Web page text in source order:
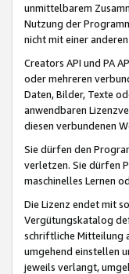
unmittelbarem
Nutzung der
nicht mit einer
Creators API und PA
oder mehreren
Daten, Bilder, Texte
anwendbaren
diesen verbundenen
Sie dürfen den
verletzen. Sie dürfen
maschinelles Lernen
Die Lizenz endet mit
Vergütungskatalog
schriftliche Mitteilung
umgehend einstellen
jeweils verlangt,